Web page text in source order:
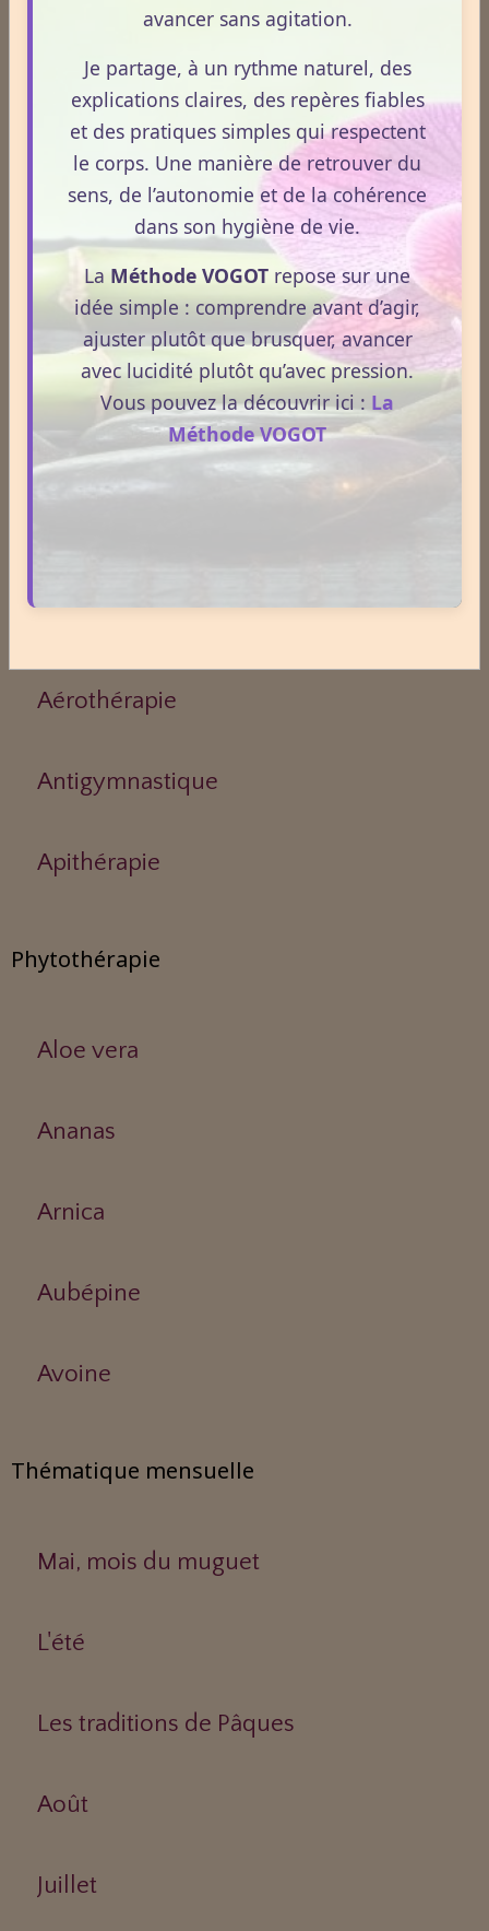
Acouphènes
Addiction
Allergies
Aphrodisiaque
Asthme
Médecines Douces
Aérothérapie
Antigymnastique
Apithérapie
Phytothérapie
Aloe vera
Ananas
Arnica
Aubépine
Avoine
Thématique mensuelle
Mai, mois du muguet
L'été
Les traditions de Pâques
Août
Juillet
avancer sans agitation.
Je partage, à un rythme naturel, des
explications claires, des repères fiables
et des pratiques simples qui respectent
le corps. Une manière de retrouver du
sens, de l’autonomie et de la cohérence
dans son hygiène de vie.
La Méthode VOGOT repose sur une
idée simple : comprendre avant d’agir,
ajuster plutôt que brusquer, avancer
avec lucidité plutôt qu’avec pression.
Vous pouvez la découvrir ici : La
Méthode VOGOT